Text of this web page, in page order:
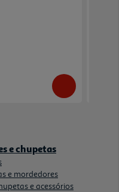
e chupetas
e mordedores
e acessórios